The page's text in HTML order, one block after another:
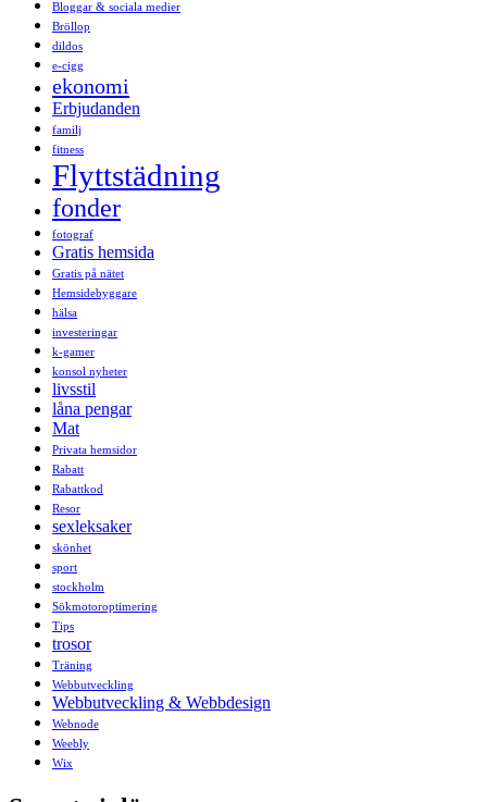
Bloggar & sociala medier
Bröllop
dildos
e-cigg
ekonomi
Erbjudanden
familj
fitness
Flyttstädning
fonder
fotograf
Gratis hemsida
Gratis på nätet
Hemsidebyggare
hälsa
investeringar
k-gamer
konsol nyheter
livsstil
låna pengar
Mat
Privata hemsidor
Rabatt
Rabattkod
Resor
sexleksaker
skönhet
sport
stockholm
Sökmotoroptimering
Tips
trosor
Träning
Webbutveckling
Webbutveckling & Webbdesign
Webnode
Weebly
Wix